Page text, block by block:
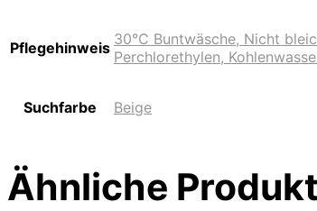
Pflegehinweis 30°C Buntwäsche, Nicht
Perchlorethylen,
Suchfarbe Beige
Ähnliche